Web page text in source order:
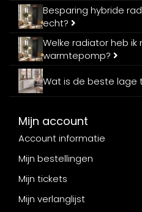
Besparing hybride
echt?
Welke radiator heb ik
warmtepomp?
Wat is de beste lage
Mijn account
Account informatie
Mijn bestellingen
Mijn tickets
Mijn verlanglijst